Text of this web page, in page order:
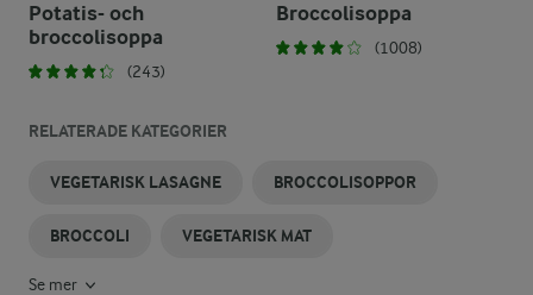
Potatis- och
broccolisoppa
(243)
Broccolisoppa
(1008)
RELATERADE KATEGORIER
VEGETARISK LASAGNE BROCCOLISOPPOR
BROCCOLI VEGETARISK MAT
Se mer